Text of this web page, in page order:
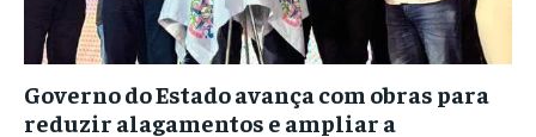
Governo do Estado avança com obras para
reduzir alagamentos e ampliar a